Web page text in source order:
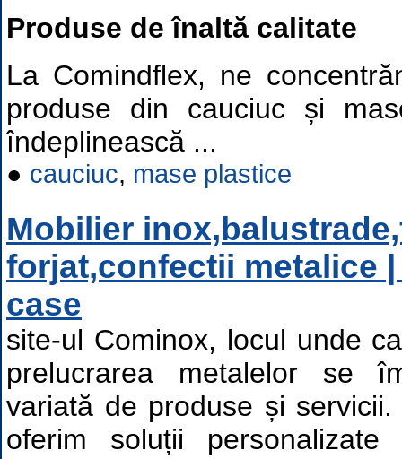
Produse de înaltă calitate
La Comindflex, ne
produse din cauciuc și
îndeplinească ...
● cauciuc, mase plastice
Mobilier
forjat,confectii metalice
case
site-ul Cominox, locul unde
prelucrarea metalelor se
variată de produse și
oferim soluții